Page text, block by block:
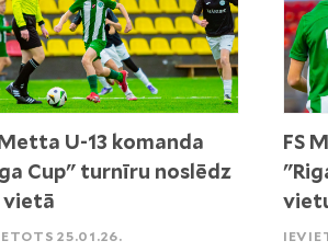
Metta U-13 komanda
Cup" turnīru noslēdz
vietā
25.01.26.
FS